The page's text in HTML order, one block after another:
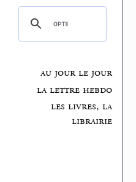
au jour le jour
la lettre hebdo
les livres, la
librairie